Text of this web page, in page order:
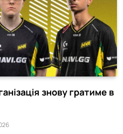
знову гратиме в